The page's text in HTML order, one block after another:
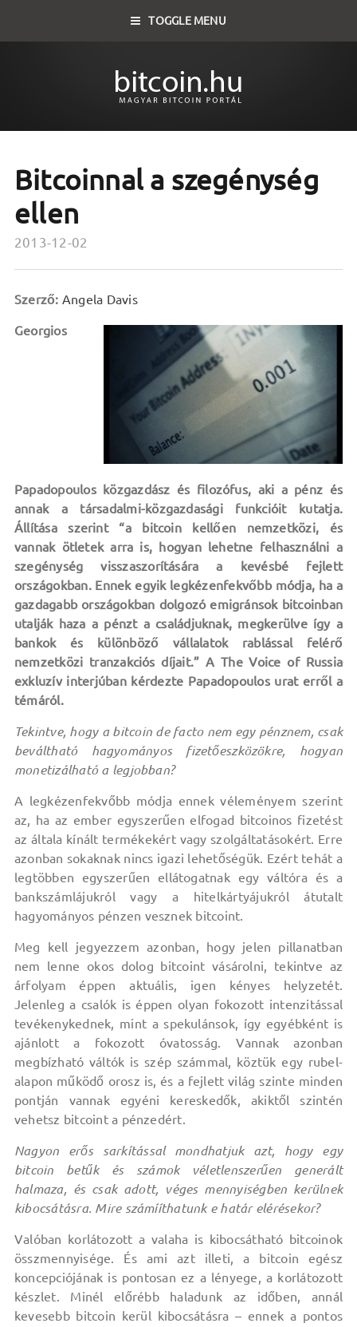
TOGGLE MENU
Bitcoinnal a szegénység
ellen
2013-12-02
Szerző: Angela Davis
Georgios
Papadopoulos közgazdász és filozófus, aki a pénz és
annak a társadalmi-közgazdasági funkcióit kutatja.
Állítása szerint “a bitcoin kellően nemzetközi, és
vannak ötletek arra is, hogyan lehetne felhasználni a
szegénység visszaszorítására a kevésbé fejlett
országokban. Ennek egyik legkézenfekvőbb módja, ha a
gazdagabb országokban dolgozó emigránsok bitcoinban
utalják haza a pénzt a családjuknak, megkerülve így a
bankok és különböző vállalatok rablással felérő
nemzetközi tranzakciós díjait.” A The Voice of Russia
exkluzív interjúban kérdezte Papadopoulos urat erről a
témáról.
Tekintve, hogy a bitcoin de facto nem egy pénznem, csak
beváltható hagyományos fizetőeszközökre, hogyan
monetizálható a legjobban?
A legkézenfekvőbb módja ennek véleményem szerint
az, ha az ember egyszerűen elfogad bitcoinos fizetést
az általa kínált termékekért vagy szolgáltatásokért. Erre
azonban sokaknak nincs igazi lehetőségük. Ezért tehát a
legtöbben egyszerűen ellátogatnak egy váltóra és a
bankszámlájukról vagy a hitelkártyájukról átutalt
hagyományos pénzen vesznek bitcoint.
Meg kell jegyezzem azonban, hogy jelen pillanatban
nem lenne okos dolog bitcoint vásárolni, tekintve az
árfolyam éppen aktuális, igen kényes helyzetét.
Jelenleg a csalók is éppen olyan fokozott intenzitással
tevékenykednek, mint a spekulánsok, így egyébként is
ajánlott a fokozott óvatosság. Vannak azonban
megbízható váltók is szép számmal, köztük egy rubel-
alapon működő orosz is, és a fejlett világ szinte minden
pontján vannak egyéni kereskedők, akiktől szintén
vehetsz bitcoint a pénzedért.
Nagyon erős sarkítással mondhatjuk azt, hogy egy
bitcoin betűk és számok véletlenszerűen generált
halmaza, és csak adott, véges mennyiségben kerülnek
kibocsátásra. Mire számííthatunk e határ elérésekor?
Valóban korlátozott a valaha is kibocsátható bitcoinok
összmennyisége. És ami azt illeti, a bitcoin egész
koncepciójának is pontosan ez a lényege, a korlátozott
készlet. Minél előrébb haladunk az időben, annál
kevesebb bitcoin kerül kibocsátásra – ennek a pontos